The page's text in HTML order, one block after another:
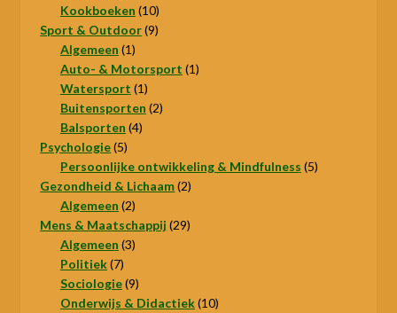
product
Kookboeken 1010
producten
Sport & Outdoor 99
Algemeen 11
product
Auto- & Motorsport 11
Watersport 11
product
Buitensporten 22
Balsporten 44
Psychologie 55
producten
Persoonlijke ontwikkeling & Mindfulness 55
Gezondheid & Lichaam 22
Algemeen 22
producten
Mens & Maatschappij 2929
Algemeen 33
Politiek 77
producten
Sociologie 99
producten
Onderwijs & Didactiek 1010